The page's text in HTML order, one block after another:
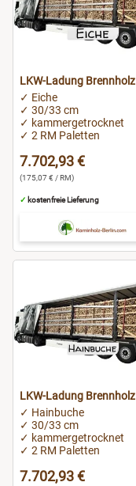
LKW-Ladung Brennholz
✓ Eiche
✓ 30/33 cm
✓ kammergetrocknet
✓ 2 RM Paletten
7.702,93 €
(175,07 € / RM)
✓ kostenfreie Lieferung
LKW-Ladung Brennholz
✓ Hainbuche
✓ 30/33 cm
✓ kammergetrocknet
✓ 2 RM Paletten
7.702,93 €